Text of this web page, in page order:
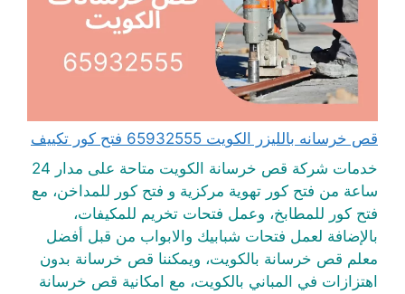
قص خرسانه بالليزر الكويت 65932555 فتح كور تكييف
خدمات شركة قص خرسانة الكويت متاحة على مدار 24
ساعة من فتح كور تهوية مركزية و فتح كور للمداخن، مع
فتح كور للمطابخ، وعمل فتحات تخريم للمكيفات،
بالإضافة لعمل فتحات شبابيك والابواب من قبل أفضل
معلم قص خرسانة بالكويت، ويمكننا قص خرسانة بدون
اهتزازات في المباني بالكويت، مع امكانية قص خرسانة